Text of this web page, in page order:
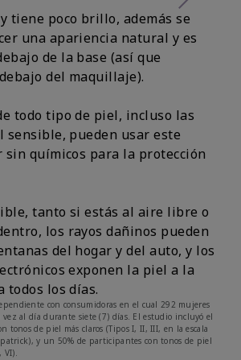
tiene poco brillo, además se
una apariencia natural y es
de la base (así que
del maquillaje).
todo tipo de piel, incluso las
sensible, pueden usar este
químicos para la protección
tanto si estás al aire libre o
los rayos dañinos pueden
del hogar y del auto, y los
exponen la piel a la
todos los días.
con consumidoras en el cual 292 mujeres
al día durante siete (7) días. El estudio incluyó el
tonos de piel más claros (Tipos I, II, III, en la escala
y un 50% de participantes con tonos de piel
VI).